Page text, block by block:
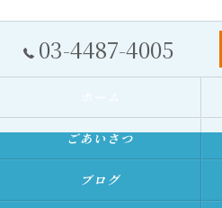
03-4487-4005
ごあいさつ
ブログ